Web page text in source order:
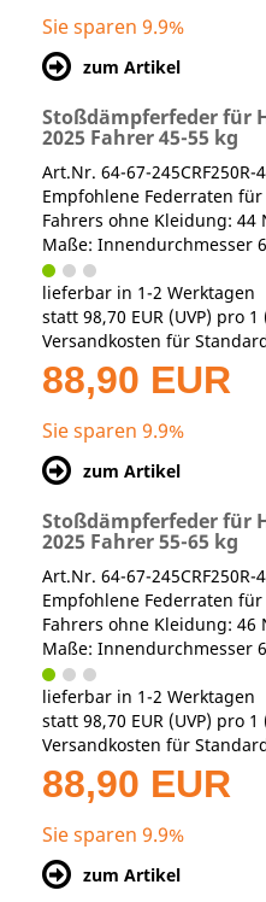
Sie sparen 9.9%
zum Artikel
Stoßdämpferfeder für
2025 Fahrer 45-55 kg
Art.Nr. 64-67-245CRF250R-
Empfohlene Federraten
Fahrers ohne Kleidung: 44
Maße: Innendurchmesser
lieferbar in 1-2 Werktagen
statt 98,70 EUR (UVP) pro 1
Versandkosten für
88,90 EUR
Sie sparen 9.9%
zum Artikel
Stoßdämpferfeder für
2025 Fahrer 55-65 kg
Art.Nr. 64-67-245CRF250R-
Empfohlene Federraten
Fahrers ohne Kleidung: 46
Maße: Innendurchmesser
lieferbar in 1-2 Werktagen
statt 98,70 EUR (UVP) pro 1
Versandkosten für
88,90 EUR
Sie sparen 9.9%
zum Artikel